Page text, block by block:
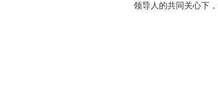
领导人的共同关心下